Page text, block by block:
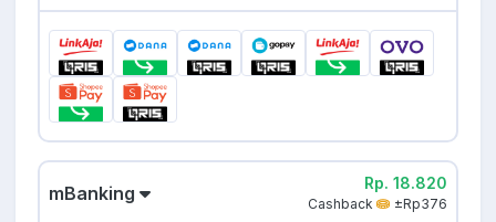
mBanking Rp. 18.820
Cashback ±Rp376